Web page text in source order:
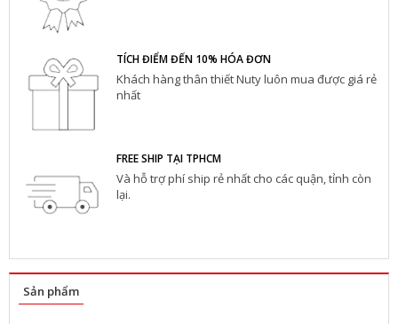
TÍCH ĐIỂM ĐẾN 10% HÓA ĐƠN
Khách hàng thân thiết Nuty luôn mua được giá rẻ
nhất
FREE SHIP TẠI TPHCM
Và hỗ trợ phí ship rẻ nhất cho các quận, tỉnh còn
lại.
Sản phẩm